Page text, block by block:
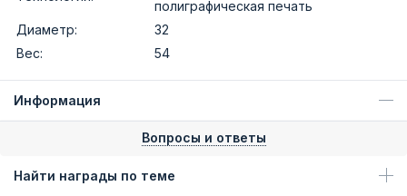
полиграфическая печать
Диаметр:
32
Вес:
54
Информация
Вопросы и ответы
Найти награды по теме